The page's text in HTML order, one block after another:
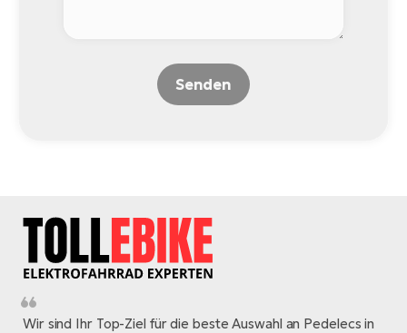
Senden
Wir sind Ihr Top-Ziel für die beste Auswahl an Pedelecs in